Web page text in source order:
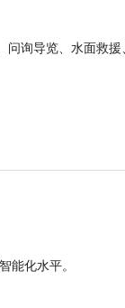
问询导览、水面救援
能化水平。